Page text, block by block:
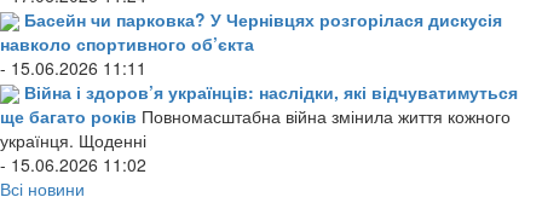
Басейн чи парковка? У Чернівцях розгорілася дискусія
навколо спортивного об’єкта
- 15.06.2026 11:11
Війна і здоров’я українців: наслідки, які відчуватимуться
ще багато років Повномасштабна війна змінила життя кожного
українця. Щоденні
- 15.06.2026 11:02
Всі новини